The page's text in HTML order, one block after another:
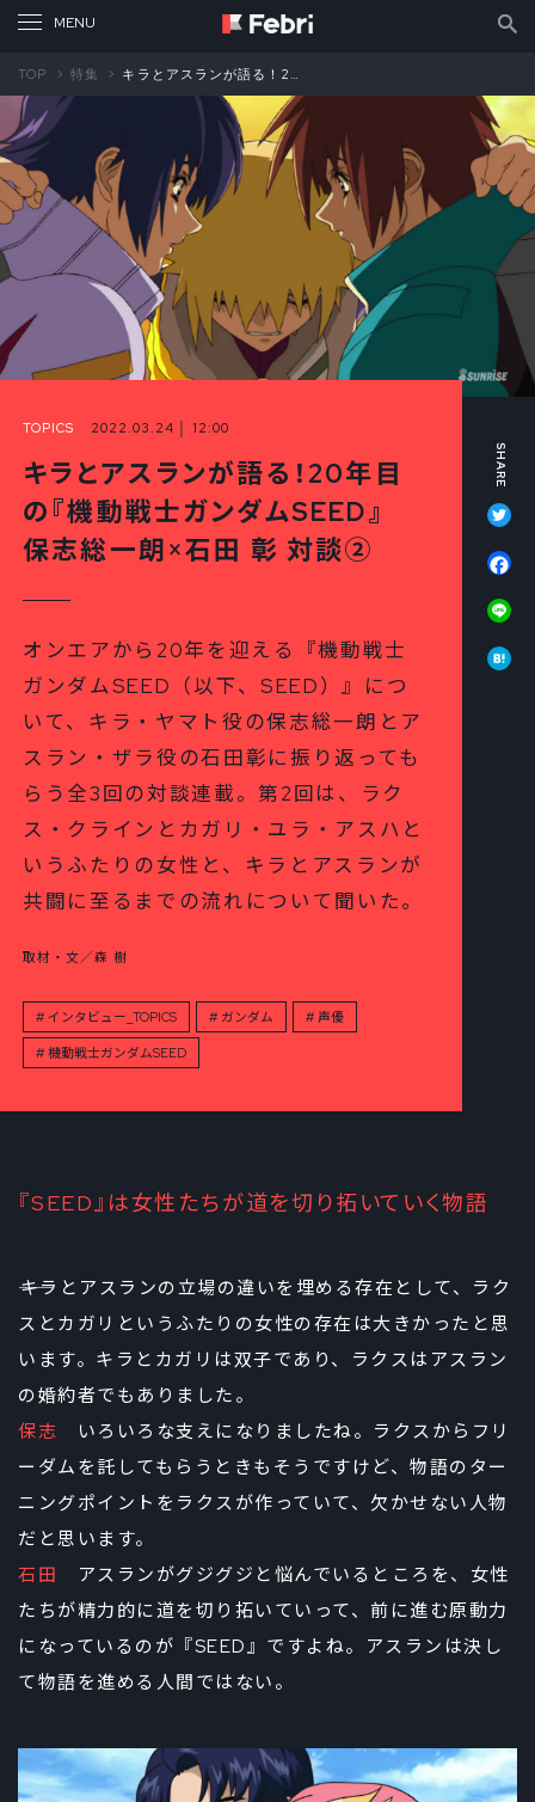
TOP 特集 キラとアスランが語る！20年目の『機動戦士ガンダムSEED』 保志総一朗×石田 彰 対談②
TOPICS 2022.03.24 │ 12:00
キラとアスランが語る！20年目
の『機動戦士ガンダムSEED』
保志総一朗×石田 彰 対談②
オンエアから20年を迎える『機動戦士
ガンダムSEED（以下、SEED）』につ
いて、キラ・ヤマト役の保志総一朗とア
スラン・ザラ役の石田彰に振り返っても
らう全3回の対談連載。第2回は、ラク
ス・クラインとカガリ・ユラ・アスハと
いうふたりの女性と、キラとアスランが
共闘に至るまでの流れについて聞いた。
取材・文／森 樹
インタビュー_TOPICS ガンダム 声優
機動戦士ガンダムSEED
『SEED』は女性たちが道を切り拓いていく物語
――キラとアスランの立場の違いを埋める存在として、ラク
スとカガリというふたりの女性の存在は大きかったと思
います。キラとカガリは双子であり、ラクスはアスラン
の婚約者でもありました。
保志 いろいろな支えになりましたね。ラクスからフリ
ーダムを託してもらうときもそうですけど、物語のター
ニングポイントをラクスが作っていて、欠かせない人物
だと思います。
石田 アスランがグジグジと悩んでいるところを、女性
たちが精力的に道を切り拓いていって、前に進む原動力
になっているのが『SEED』ですよね。アスランは決し
て物語を進める人間ではない。